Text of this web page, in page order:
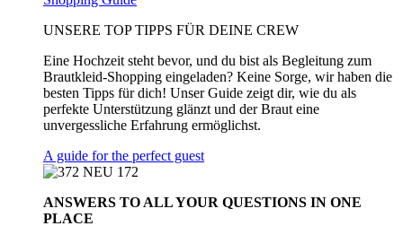
UNSERE TOP TIPPS FÜR DEINE CREW
Eine Hochzeit steht bevor, und du bist als Begleitung zum
Brautkleid-Shopping eingeladen? Keine Sorge, wir haben die
besten Tipps für dich! Unser Guide zeigt dir, wie du als
perfekte Unterstützung glänzt und der Braut eine
unvergessliche Erfahrung ermöglichst.
A guide for the perfect guest
ANSWERS TO ALLYOUR QUESTIONS IN ONE
PLACE